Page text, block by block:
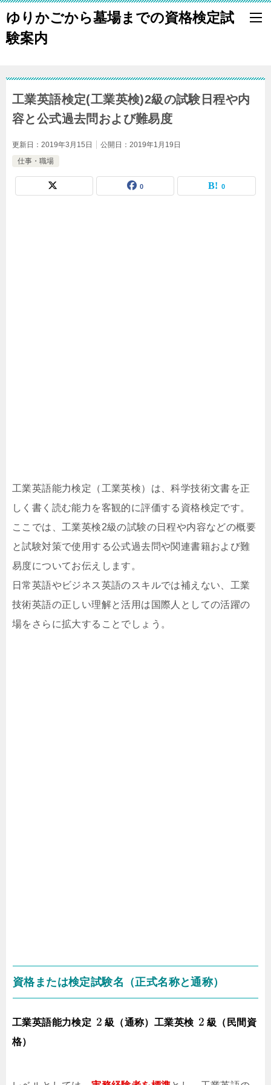
ゆりかごから墓場までの資格検定試
験案内
工業英語検定(工業英検)2級の試験日程や内
容と公式過去問および難易度
更新日： 2019年3月15日 公開日： 2019年1月19日
仕事・職場
0 0
工業英語能力検定（工業英検）は、科学技術文書を正
しく書く読む能力を客観的に評価する資格検定です。
ここでは、工業英検2級の試験の日程や内容などの概要
と試験対策で使用する公式過去問や関連書籍および難
易度についてお伝えします。
日常英語やビジネス英語のスキルでは補えない、工業
技術英語の正しい理解と活用は国際人としての活躍の
場をさらに拡大することでしょう。
資格または検定試験名（正式名称と通称）
工業英語能力検定 2 級（通称）工業英検 2 級（民間資
格）